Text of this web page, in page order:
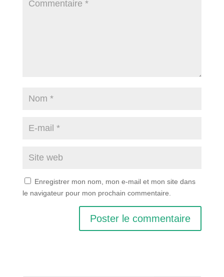
Enregistrer mon nom, mon e-mail et mon site dans
le navigateur pour mon prochain commentaire.